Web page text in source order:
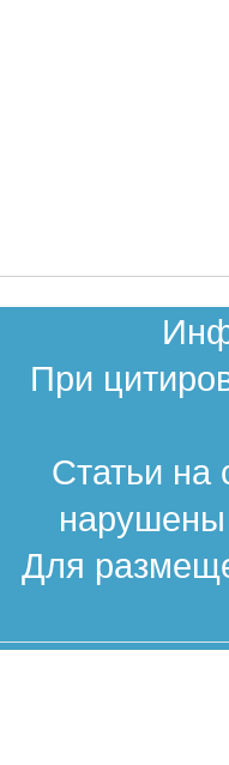
При
Статьи на
нарушены
Для